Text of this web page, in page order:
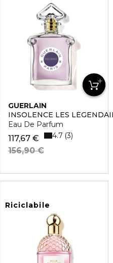
GUERLAIN
INSOLENCE LES
Eau De Parfum
117,67 €
156,90 €
4.7 3
Riciclabile